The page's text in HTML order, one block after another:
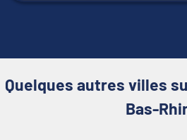
Quelques autres villes
Bas-